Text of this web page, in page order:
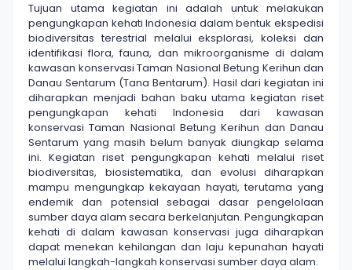
Tujuan utama kegiatan ini adalah untuk melakukan
pengungkapan kehati Indonesia dalam bentuk ekspedisi
biodiversitas terestrial melalui eksplorasi, koleksi dan
identifikasi flora, fauna, dan mikroorganisme di dalam
kawasan konservasi Taman Nasional Betung Kerihun dan
Danau Sentarum (Tana Bentarum). Hasil dari kegiatan ini
diharapkan menjadi bahan baku utama kegiatan riset
pengungkapan kehati Indonesia dari kawasan
konservasi Taman Nasional Betung Kerihun dan Danau
Sentarum yang masih belum banyak diungkap selama
ini. Kegiatan riset pengungkapan kehati melalui riset
biodiversitas, biosistematika, dan evolusi diharapkan
mampu mengungkap kekayaan hayati, terutama yang
endemik dan potensial sebagai dasar pengelolaan
sumber daya alam secara berkelanjutan. Pengungkapan
kehati di dalam kawasan konservasi juga diharapkan
dapat menekan kehilangan dan laju kepunahan hayati
melalui langkah-langkah konservasi sumber daya alam.